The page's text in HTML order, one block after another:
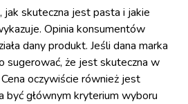
jak skuteczna jest pasta i jakie
Opinia konsumentów
dany produkt. Jeśli dana marka
sugerować, że jest skuteczna w
oczywiście również jest
być głównym kryterium wyboru